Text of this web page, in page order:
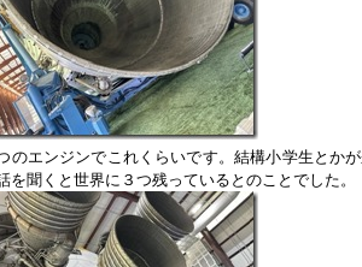
のエンジンでこれくらいです。結構小学生とか
を聞くと世界に３つ残っているとのことでした。